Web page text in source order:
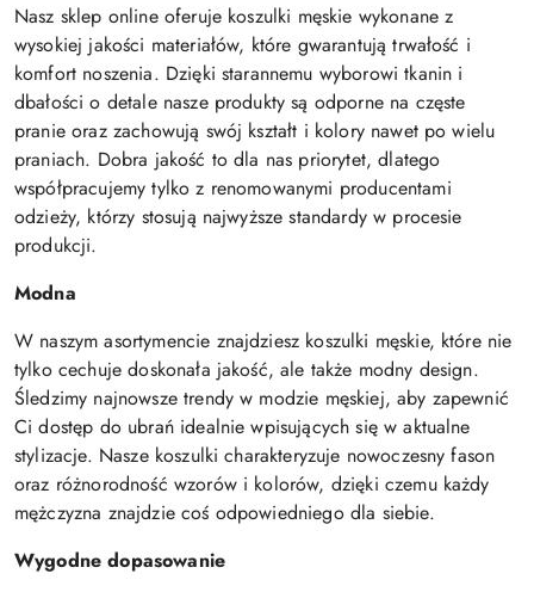
Nasz sklep online oferuje koszulki męskie wykonane z
wysokiej jakości materiałów, które gwarantują trwałość i
komfort noszenia. Dzięki starannemu wyborowi tkanin i
dbałości o detale nasze produkty są odporne na częste
pranie oraz zachowują swój kształt i kolory nawet po wielu
praniach. Dobra jakość to dla nas priorytet, dlatego
współpracujemy tylko z renomowanymi producentami
odzieży, którzy stosują najwyższe standardy w procesie
produkcji.
Modna
W naszym asortymencie znajdziesz koszulki męskie, które nie
tylko cechuje doskonała jakość, ale także modny design.
Śledzimy najnowsze trendy w modzie męskiej, aby zapewnić
Ci dostęp do ubrań idealnie wpisujących się w aktualne
stylizacje. Nasze koszulki charakteryzuje nowoczesny fason
oraz różnorodność wzorów i kolorów, dzięki czemu każdy
mężczyzna znajdzie coś odpowiedniego dla siebie.
Wygodne dopasowanie